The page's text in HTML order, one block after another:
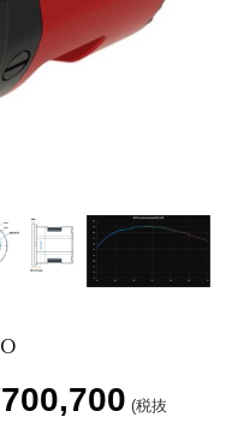
(税抜